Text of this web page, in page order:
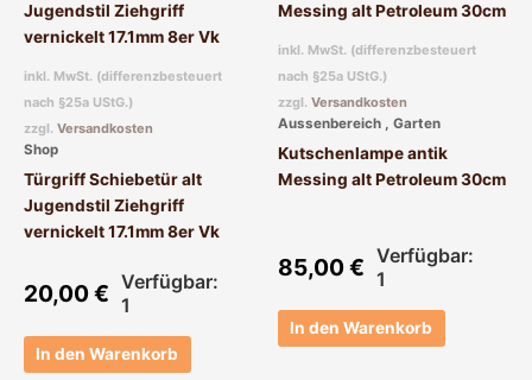
inkl. MwSt. (differenzbesteuert
nach §25a UStG.)
zzgl. Versandkosten
Shop
Türgriff Schiebetür alt
Jugendstil Ziehgriff
vernickelt 17.1mm 8er Vk
20,00€ Verfügbar:
1
In den Warenkorb
inkl. MwSt. (differenzbesteuert
nach §25a UStG.)
zzgl. Versandkosten
Aussenbereich , Garten
Kutschenlampe antik
Messing alt Petroleum 30cm
85,00€ Verfügbar:
1
In den Warenkorb